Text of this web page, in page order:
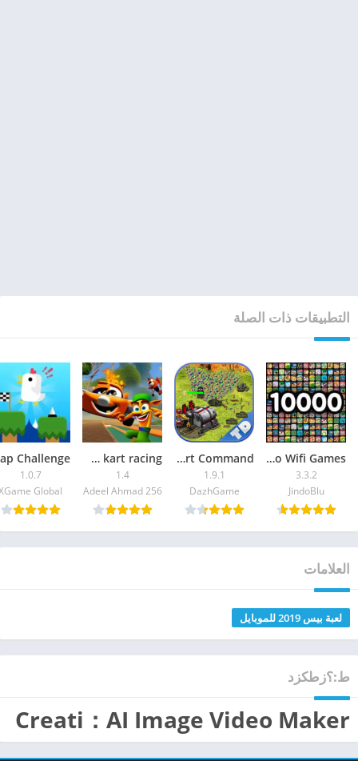
التطبيقات ذات الصلة
Offline Games – No Wifi Games
3.3.2
JindoBlu
Tank Defend: Red Alert Command
1.9.1
DazhGame‏
Crash tag team kart racing
1.4
Adeel Ahmad 256‏
1.0.7
Global‏
العلامات
لعبة بيس 2019 للموبايل
ط:؟زطكزد
Creati：AI Image Video Maker